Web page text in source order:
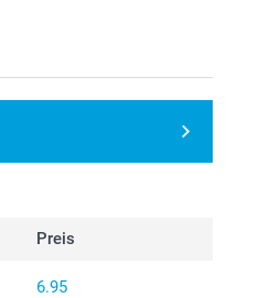
Preis
6.95